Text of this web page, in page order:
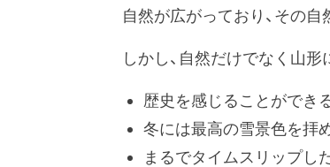
自然が広がっており、その
しかし、自然だけでなく山
歴史を感じることができ
冬には最高の雪景色を拝
まるでタイムスリップし